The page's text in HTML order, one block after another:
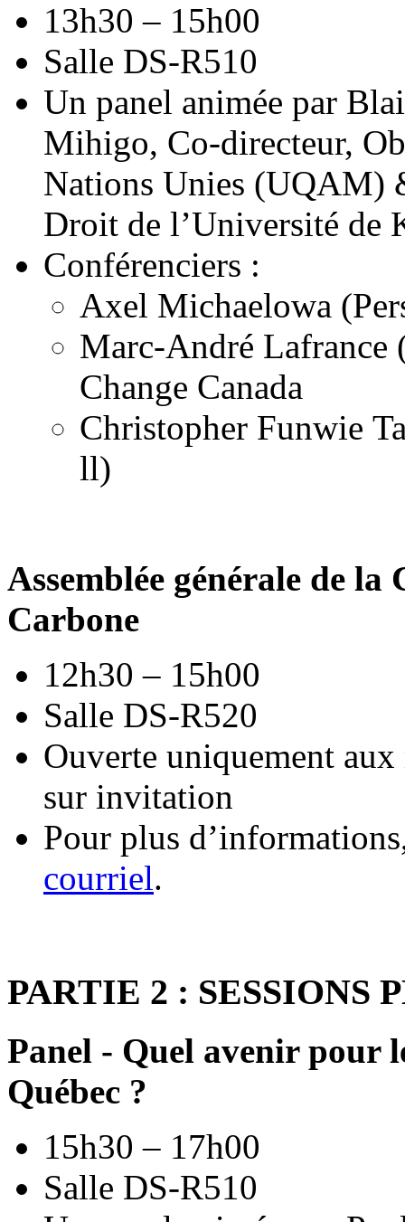
13h30 – 15h00
Salle DS-R510
Un panel animée par
Mihigo, Co-directeur,
Nations Unies (UQAM)
Droit de l’Université de
Conférenciers :
Axel Michaelowa
Marc-André Lafrance
Change Canada
Christopher Funwie
ll)
Assemblée générale de
Carbone
12h30 – 15h00
Salle DS-R520
Ouverte uniquement
sur invitation
Pour plus
courriel.
PARTIE 2 : SESSIONS
Panel - Quel avenir pour
Québec ?
15h30 – 17h00
Salle DS-R510